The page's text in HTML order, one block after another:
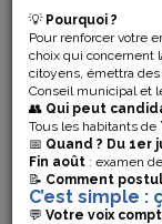
💡 Pourquoi ?
Pour renforcer votre
choix qui concernent
citoyens, émettra
Conseil municipal et
👥 Qui peut
Tous les habitants de
📅 Quand ? Du 1er
Fin août : examen
📝 Comment
C’est simple :
💬 Votre voix
LA